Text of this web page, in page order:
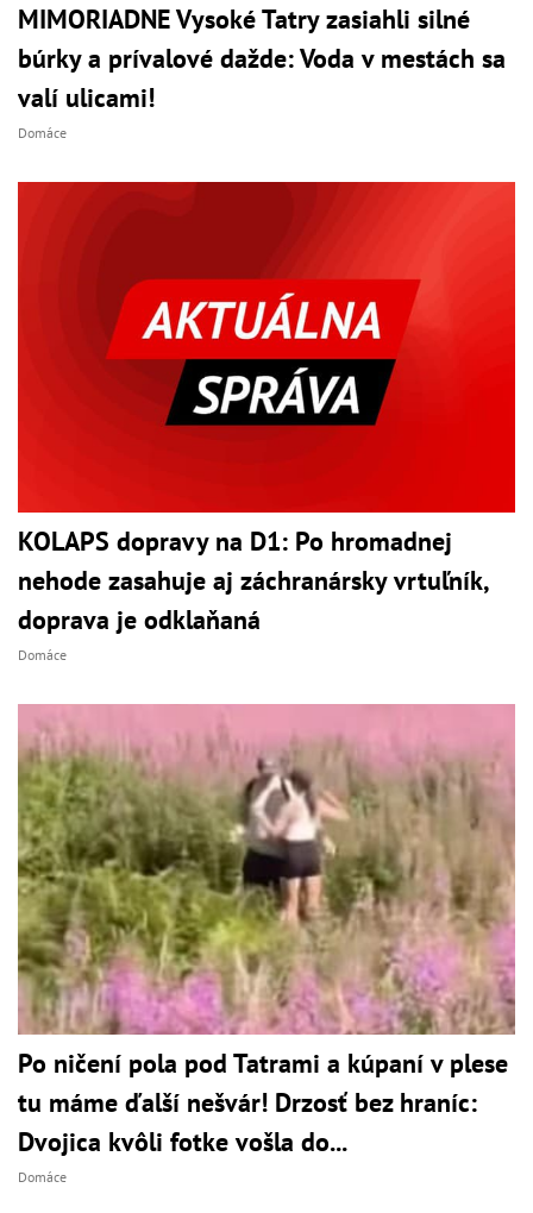
MIMORIADNE Vysoké Tatry zasiahli silné
búrky a prívalové dažde: Voda v mestách sa
valí ulicami!
Domáce
KOLAPS dopravy na D1: Po hromadnej
nehode zasahuje aj záchranársky vrtuľník,
doprava je odklaňaná
Domáce
Po ničení pola pod Tatrami a kúpaní v plese
tu máme ďalší nešvár! Drzosť bez hraníc:
Dvojica kvôli fotke vošla do...
Domáce